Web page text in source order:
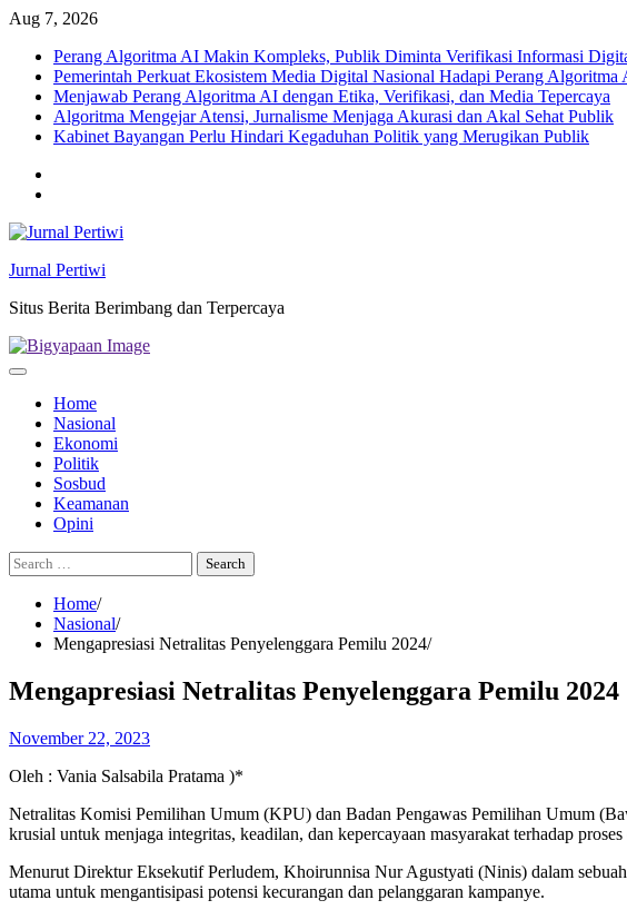
Skip
content
Aug 7, 2026
Perang Algoritma AI Makin Kompleks, Publik Diminta Verifikasi Informasi
Pemerintah Perkuat Ekosistem Media Digital Nasional Hadapi Perang Algoritma
Menjawab Perang Algoritma AI dengan Etika, Verifikasi, dan Media Tepercaya
Algoritma Mengejar Atensi, Jurnalisme Menjaga Akurasi dan Akal Sehat Publik
Kabinet Bayangan Perlu Hindari Kegaduhan Politik yang Merugikan Publik
Jurnal Pertiwi
Situs Berita Berimbang dan Terpercaya
Home
Nasional
Ekonomi
Politik
Sosbud
Keamanan
Opini
Search
for:
Home
Nasional
Mengapresiasi Netralitas Penyelenggara Pemilu 2024
Mengapresiasi Netralitas Penyelenggara Pemilu 2024
November 22, 2023
Oleh : Vania Salsabila Pratama )*
Netralitas Komisi Pemilihan Umum (KPU) dan Badan Pengawas Pemilihan Umum
krusial untuk menjaga integritas, keadilan, dan kepercayaan masyarakat terhadap
Menurut Direktur Eksekutif Perludem, Khoirunnisa Nur Agustyati (Ninis) dalam
utama untuk mengantisipasi potensi kecurangan dan pelanggaran kampanye.